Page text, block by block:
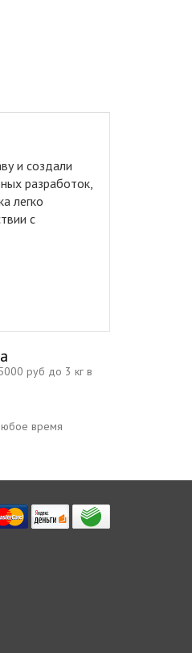
и создали
разработок,
легко
с
руб до 3 кг в
время